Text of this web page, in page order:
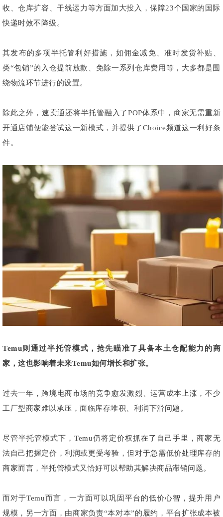
收、仓库扩容、干线运力等方面加大投入，保障23个国家的国际
快递时效不降级。
其发布的多项半托管利好措施，如佣金减免、准时发货补贴、
类“包销”的入仓提前放款、免除一系列仓库费用等，大多都是围
绕物流环节进行的设置。
除此之外，速卖通还将半托管融入了POP体系中，商家无需重新
开通店铺便能尝试这一新模式，并提供了Choice频道这一利好条
件。
Temu则通过半托管模式，抢先瞄准了具备本土仓配能力的商
家，这也影响着未来Temu如何增长和扩张。
过去一年，跨境电商市场的竞争愈发激烈、运营成本上涨，不少
工厂型商家难以承压，面临库存堆积、利润下滑问题。
尽管半托管模式下，Temu仍将定价权抓在了自己手里，商家无
法自己把握定价，利润或更受考验，但对于急需低价处理库存的
商家而言，半托管模式又恰好可以帮助其解决商品滞销问题。
而对于Temu而言，一方面可以巩固平台的低价心智，提升用户
规模，另一方面，由商家负责“本对本”的履约，平台扩张成本被